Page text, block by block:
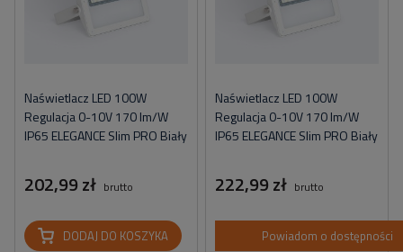
Naświetlacz LED 100W
Regulacja 0-10V 170 lm/W
IP65 ELEGANCE Slim PRO Biały
202,99 zł brutto
DODAJ DO KOSZYKA
Naświetlacz LED 100W
Regulacja 0-10V 170 lm/W
IP65 ELEGANCE Slim PRO Biały
222,99 zł brutto
Powiadom o dostępności